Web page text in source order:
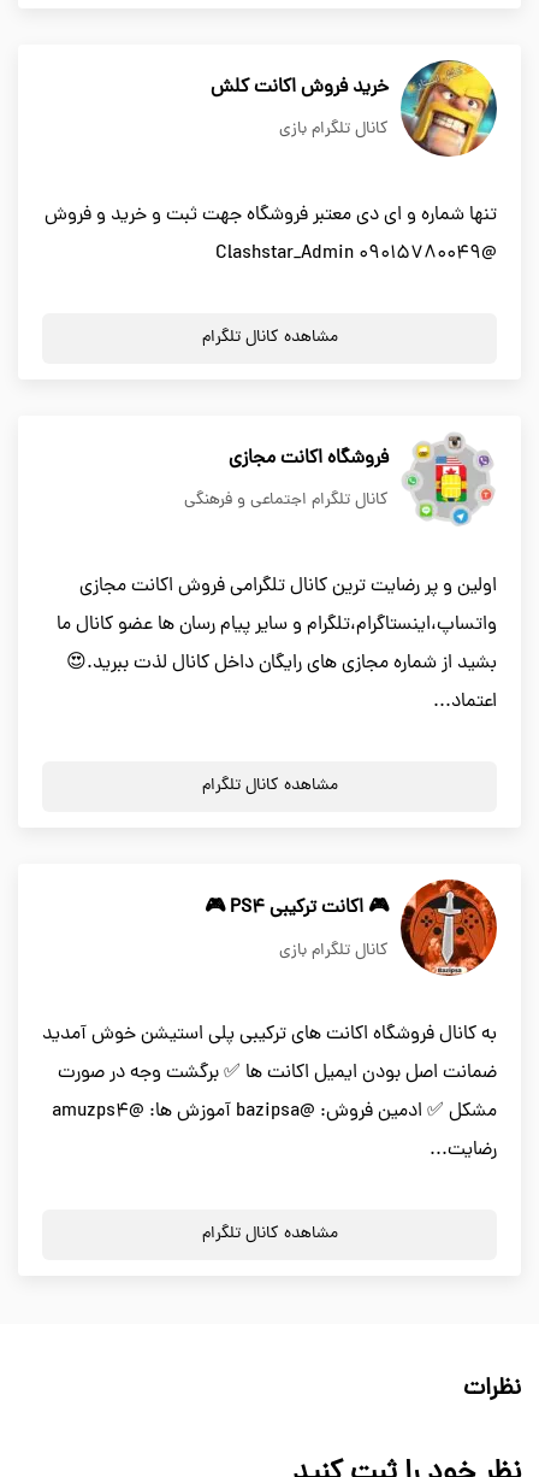
خرید فروش اکانت کلش
کانال تلگرام بازی
تنها شماره و ای دی معتبر فروشگاه جهت ثبت و خرید و فروش
@Clashstar_Admin 09015780049
مشاهده کانال تلگرام
فروشگاه اکانت مجازی
کانال تلگرام اجتماعی و فرهنگی
اولین و پر رضایت ترین کانال تلگرامی فروش اکانت مجازی
واتساپ،اینستاگرام،تلگرام و سایر پیام رسان ها عضو کانال ما
بشید از شماره مجازی های رایگان داخل کانال لذت ببرید.😍
اعتماد...
مشاهده کانال تلگرام
🎮 اکانت ترکیبی PS4 🎮
کانال تلگرام بازی
به کانال فروشگاه اکانت های ترکیبی پلی استیشن خوش آمدید
ضمانت اصل بودن ایمیل اکانت ها ✅ برگشت وجه در صورت
مشکل ✅ ادمین فروش: @bazipsa آموزش ها: @amuzps4
رضایت...
مشاهده کانال تلگرام
نظرات